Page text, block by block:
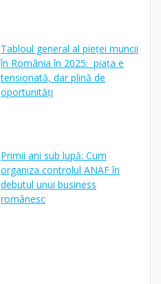
Tabloul general al pieței muncii
în România în 2025: piața e
tensionată, dar plină de
oportunități
Primii ani sub lupă: Cum
organiza controlul ANAF în
debutul unui business
românesc